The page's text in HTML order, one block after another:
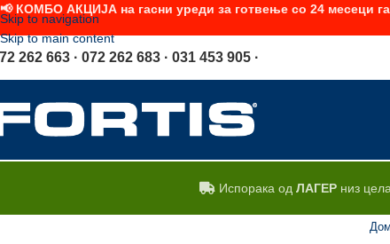
Skip to navigation
Skip to main content
262 663 · 072 262 683 · 031 453 905 ·
Испорака од ЛАГЕРниз
📢 КОМБО АКЦИЈА на гасни уреди за готвење со 24 месеци